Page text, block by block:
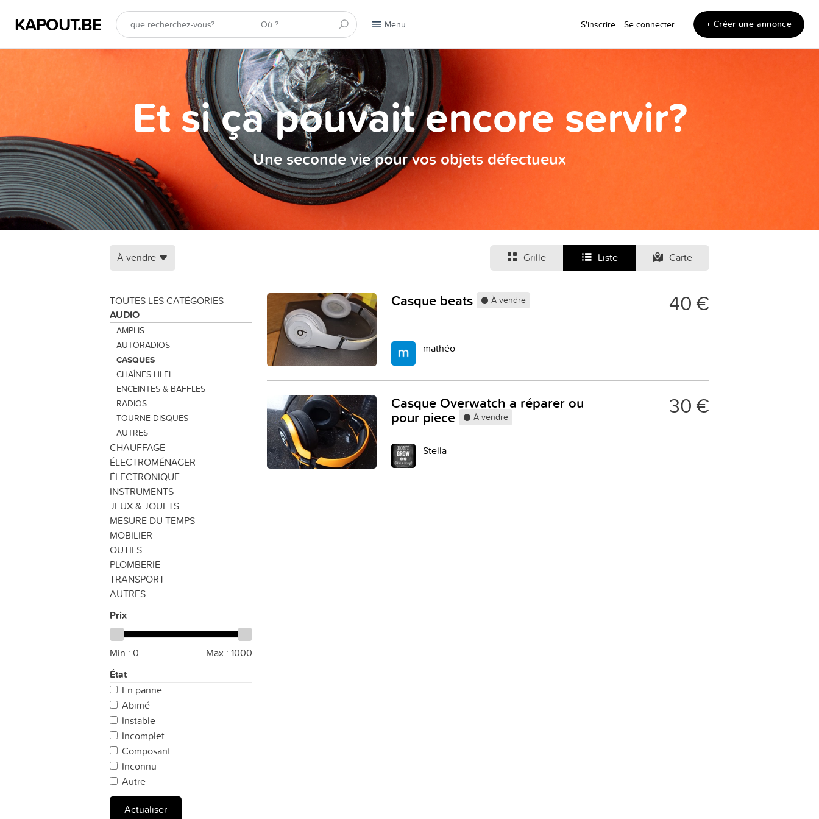
KAPOUT.BE Menu S'inscrire Se connecter + Créer une annonce
Et si ça pouvait encore servir?
Une seconde vie pour vos objets défectueux
Grille Liste Carte
À vendre
TOUTES LES CATÉGORIES
AUDIO
AMPLIS
AUTORADIOS
CASQUES
CHAÎNES HI-FI
ENCEINTES & BAFFLES
RADIOS
TOURNE-DISQUES
AUTRES
CHAUFFAGE
ÉLECTROMÉNAGER
ÉLECTRONIQUE
INSTRUMENTS
JEUX & JOUETS
MESURE DU TEMPS
MOBILIER
OUTILS
PLOMBERIE
TRANSPORT
AUTRES
Prix
Min : 0 Max : 1000
État
En panne
Abimé
Instable
Incomplet
Composant
Inconnu
Autre
Actualiser
40 €
Casque beats À vendre
mathéo
30 €
Casque Overwatch a réparer ou
pour piece À vendre
Stella